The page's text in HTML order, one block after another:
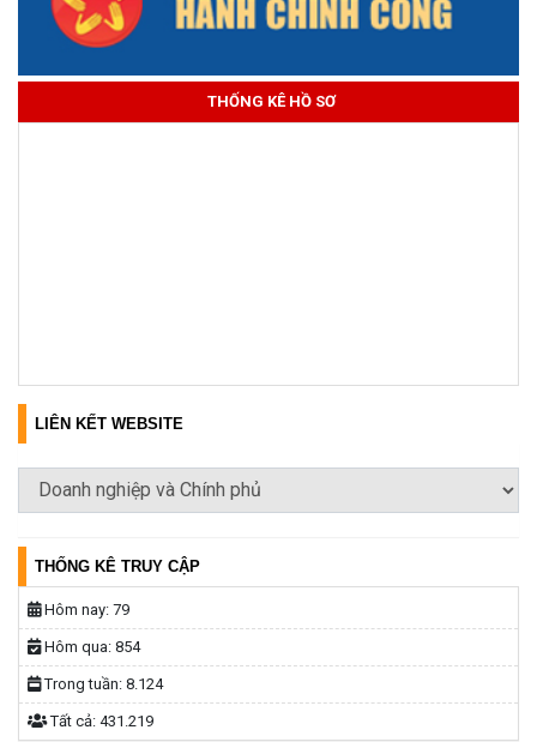
THỐNG KÊ HỒ SƠ
LIÊN KẾT WEBSITE
THỐNG KÊ TRUY CẬP
Hôm nay: 79
Hôm qua: 854
Trong tuần: 8.124
Tất cả: 431.219